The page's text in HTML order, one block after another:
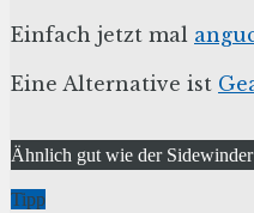
Einfach jetzt mal
Eine Alternative ist
Ähnlich gut wie der
Tipp